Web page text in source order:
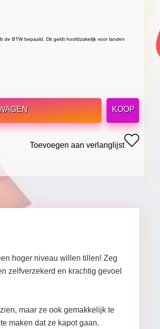
de BTW bepaald. Dit geldt hoofdzakelijk voor landen
KOOP
Toevoegen aan verlanglijst
hoger niveau willen tillen! Zeg
zelfverzekerd en krachtig gevoel
maar ze ook gemakkelijk te
maken dat ze kapot gaan.